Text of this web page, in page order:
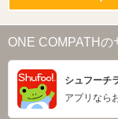
ONE COMPATHの
シュフーチ
アプリなら